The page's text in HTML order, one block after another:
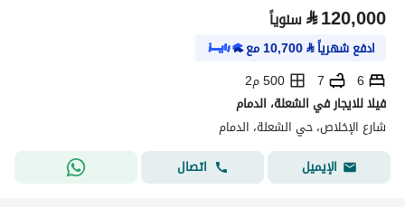
⃁120,000 سنوياً
ادفع شهرياً⃁
10,700مع
6
7
500 م2
فيلا للايجار في الشعلة، الدمام
شارع الإخلاص، حي الشعلة، الدمام
الإيميل
اتصال